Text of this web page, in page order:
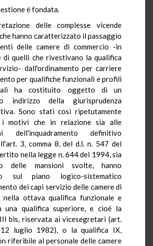
é fondata.
delle complesse vicende
hanno caratterizzato il passaggio
delle camere di commercio -in
di quelli che rivestivano la qualifica
dall'ordinamento per carriere
per qualifiche funzionali e profili
ha costituito oggetto di un
indirizzo della giurisprudenza
Sono stati così ripetutamente
i motivi che in relazione sia alle
dell'inquadramento definitivo
3, comma 8, del d.l. n. 547 del
nella legge n. 644 del 1994, sia
delle mansioni svolte, hanno
sul piano logico-sistematico
dei capi servizio delle camere di
nella ottava qualifica funzionale e
una qualifica superiore, e cioé la
bis, riservata ai vicesegretari (art.
luglio 1982), o la qualifica IX,
riferibile al personale delle camere